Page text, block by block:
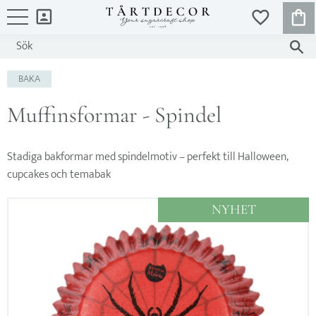
FAVORITER
BAKA
Muffinsformar - Spindel
Stadiga bakformar med spindelmotiv – perfekt till Halloween,
cupcakes och temabak
NYHET